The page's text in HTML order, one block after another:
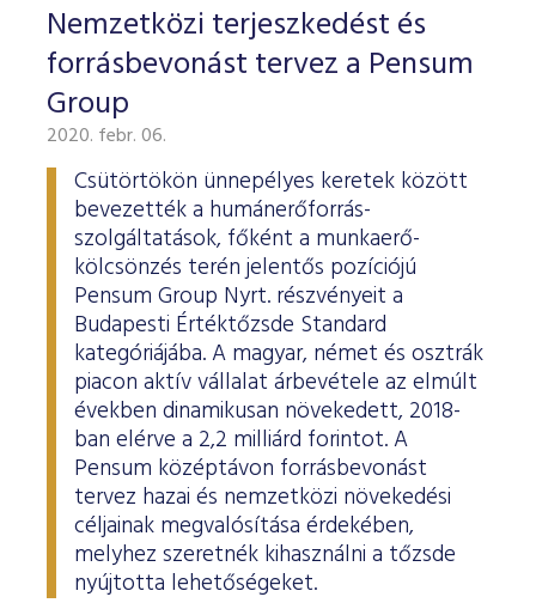
Nemzetközi terjeszkedést és
forrásbevonást tervez a Pensum
Group
2020. febr. 06.
Csütörtökön ünnepélyes keretek között
bevezették a humánerőforrás-
szolgáltatások, főként a munkaerő-
kölcsönzés terén jelentős pozíciójú
Pensum Group Nyrt. részvényeit a
Budapesti Értéktőzsde Standard
kategóriájába. A magyar, német és osztrák
piacon aktív vállalat árbevétele az elmúlt
években dinamikusan növekedett, 2018-
ban elérve a 2,2 milliárd forintot. A
Pensum középtávon forrásbevonást
tervez hazai és nemzetközi növekedési
céljainak megvalósítása érdekében,
melyhez szeretnék kihasználni a tőzsde
nyújtotta lehetőségeket.